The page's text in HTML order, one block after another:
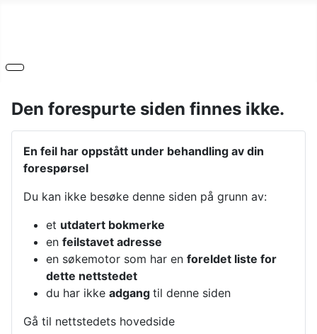
Den forespurte siden finnes ikke.
En feil har oppstått under behandling av din
forespørsel
Du kan ikke besøke denne siden på grunn av:
et utdatert bokmerke
en feilstavet adresse
en søkemotor som har en foreldet liste for
dette nettstedet
du har ikke adgang til denne siden
Gå til nettstedets hovedside